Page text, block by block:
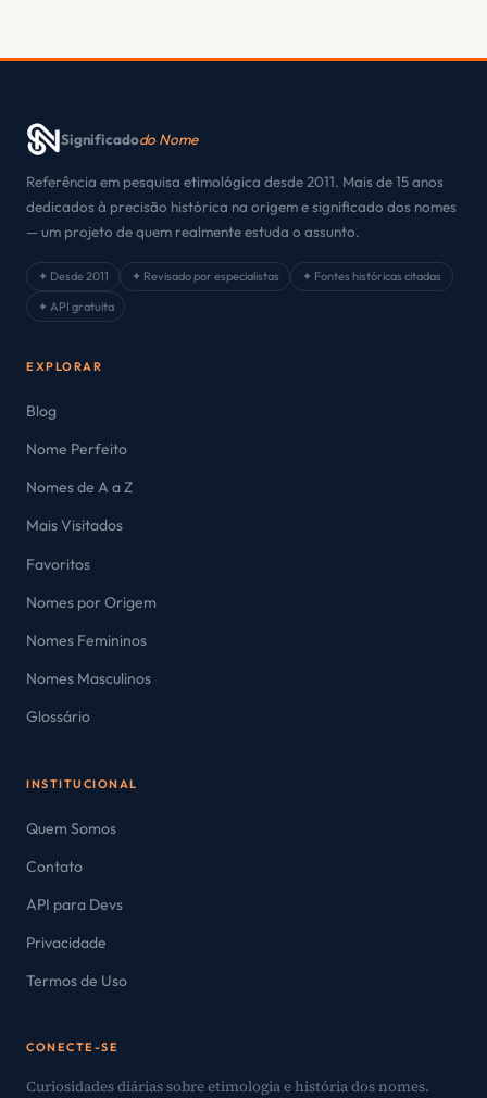
Significadodo Nome
Referência em pesquisa etimológica desde 2011. Mais de 15 anos
dedicados à precisão histórica na origem e significado dos nomes
— um projeto de quem realmente estuda o assunto.
✦ Desde 2011 ✦ Revisado por especialistas
✦ Fontes históricas citadas
✦ API gratuita
EXPLORAR
Blog
Nome Perfeito
Nomes de A a Z
Mais Visitados
Favoritos
Nomes por Origem
Nomes Femininos
Nomes Masculinos
Glossário
INSTITUCIONAL
Quem Somos
Contato
API para Devs
Privacidade
Termos de Uso
CONECTE-SE
Curiosidades diárias sobre etimologia e história dos nomes.